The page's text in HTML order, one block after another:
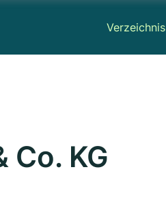
Verzeichnis
Co. KG